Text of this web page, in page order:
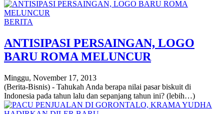
BERITA
ANTISIPASI PERSAINGAN, LOGO
BARU ROMA MELUNCUR
Minggu, November 17, 2013
(Berita-Bisnis) - Tahukah Anda berapa nilai pasar biskuit di
Indonesia pada tahun lalu dan sepanjang tahun ini? (lebih…)